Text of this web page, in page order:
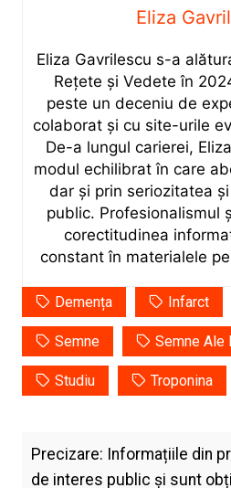
Eliza
Eliza Gavrilescu s-a
Rețete şi Vedete în
peste un deceniu de
colaborat și cu site-urile
De-a lungul carierei,
modul echilibrat în care
dar și prin seriozitatea
public. Profesionalismul
corectitudinea
constant în materialele
Demența Infarct
Semne Semne Ale
Studiu Troponina
Precizare: Informațiile din
de interes public și sunt